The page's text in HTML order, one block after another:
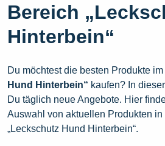
Bereich
Hinterbein“
Du möchtest die besten Produkte
Hund Hinterbein“ kaufen? In
Du täglich neue Angebote. Hier
Auswahl von aktuellen Produkten
„Leckschutz Hund Hinterbein“.